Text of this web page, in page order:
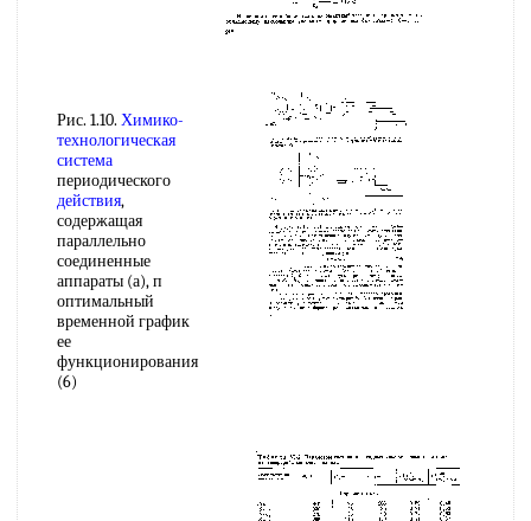
Рис. 1.10. Химико-
технологическая
система
периодического
действия,
содержащая
параллельно
соединенные
аппараты (а), п
оптимальный
временной график
ее
функционирования
(6)